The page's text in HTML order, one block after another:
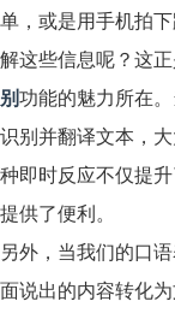
单，或是用手机拍
解这些信息呢？这
别功能的魅力所在
识别并翻译文本，
种即时反应不仅提
提供了便利。
另外，当我们的口
面说出的内容转化